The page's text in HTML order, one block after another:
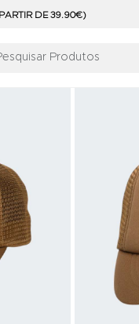
DE 39.90€)
Produtos